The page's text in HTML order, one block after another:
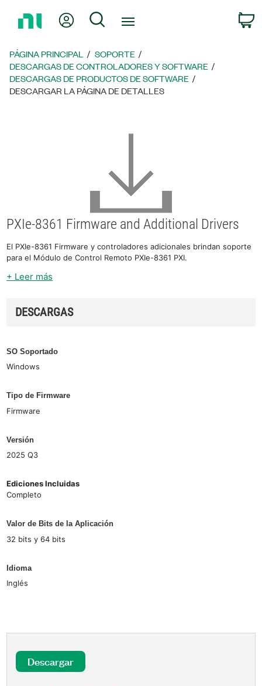
página
principal
Mi cuentaBúsqueda
PÁGINA PRINCIPAL
SOPORTE
DESCARGAS DE CONTROLADORES Y SOFTWARE
DESCARGAS DE PRODUCTOS DE SOFTWARE
DESCARGAR LA PÁGINA DE DETALLES
PXIe-8361 Firmware and Additional Drivers
El PXIe-8361 Firmware y controladores adicionales brindan soporte
para el Módulo de Control Remoto PXIe-8361 PXI.
+ Leer más
DESCARGAS
SO Soportado
Windows
Tipo de Firmware
Firmware
Versión
2025 Q3
Ediciones Incluidas
Completo
Valor de Bits de la Aplicación
32 bits y 64 bits
Idioma
Inglés
Descargar